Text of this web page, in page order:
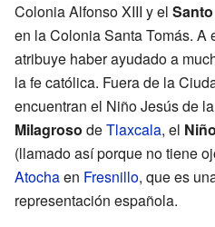
Colonia Alfonso XIII y el
en la Colonia Santa Tomás. A
atribuye haber ayudado a
la fe católica. Fuera de la
encuentran el Niño Jesús de
Milagroso deTlaxcala, el
(llamado así porque no tiene
Atochaen Fresnillo, que es
representación española.